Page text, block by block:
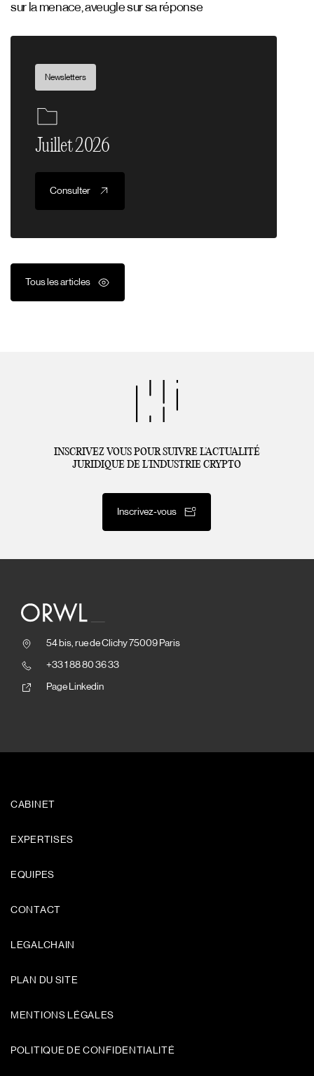
Tous les articles
sur la menace, aveugle sur sa réponse
Newsletters
Juillet 2026
Consulter
INSCRIVEZ VOUS POUR SUIVRE L’ACTUALITÉ
JURIDIQUE DE L’INDUSTRIE CRYPTO
Inscrivez-vous
54 bis, rue de Clichy 75009 Paris
+33 1 88 80 36 33
Page Linkedin
CABINET
EXPERTISES
EQUIPES
CONTACT
LEGALCHAIN
PLAN DU SITE
MENTIONS LÉGALES
POLITIQUE DE CONFIDENTIALITÉ